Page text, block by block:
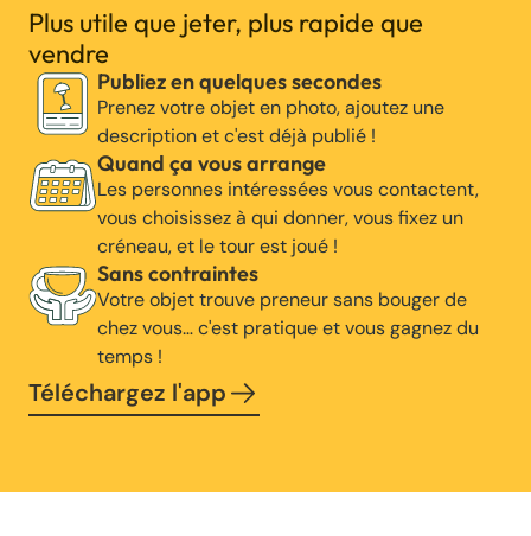
Plus utile que jeter, plus rapide que
vendre
Publiez en quelques secondes
Prenez votre objet en photo, ajoutez une
description et c'est déjà publié !
Quand ça vous arrange
Les personnes intéressées vous contactent,
vous choisissez à qui donner, vous fixez un
créneau, et le tour est joué !
Sans contraintes
Votre objet trouve preneur sans bouger de
chez vous… c'est pratique et vous gagnez du
temps !
Téléchargez l'app